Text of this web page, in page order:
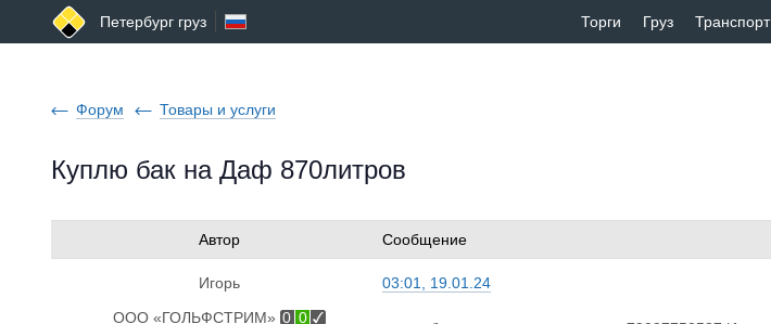
Петербург груз Торги Груз Транспорт
Форум Товары и услуги
Куплю бак на Даф 870литров
Автор Сообщение
Игорь
ООО «ГОЛЬФСТРИМ» 0 0
03:01, 19.01.24